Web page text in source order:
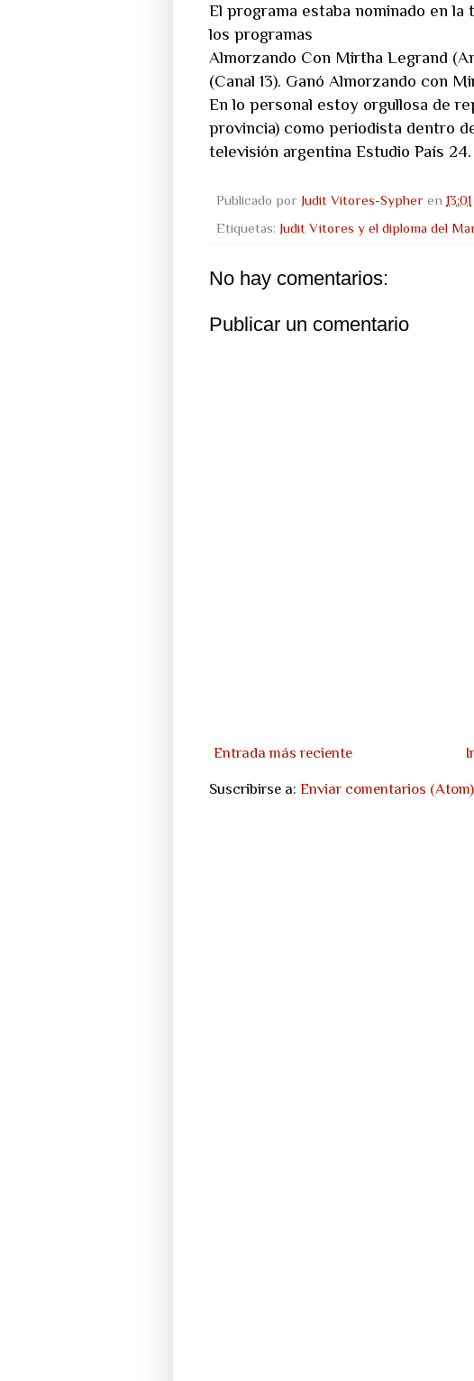
El programa estaba nominado en
los programas
Almorzando Con Mirtha Legrand
(Canal 13). Ganó Almorzando con
En lo personal estoy orgullosa de
provincia) como periodista dentro
televisión argentina Estudio País 24.
Publicado por Judit Vitores-Sypher en 13:01
Etiquetas: Judit Vítores y el diploma del
No hay comentarios:
Publicar un comentario
Entrada más reciente
Suscribirse a: Enviar comentarios (Atom)